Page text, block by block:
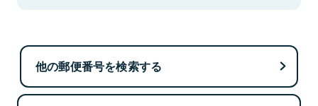
他の郵便番号を検索する